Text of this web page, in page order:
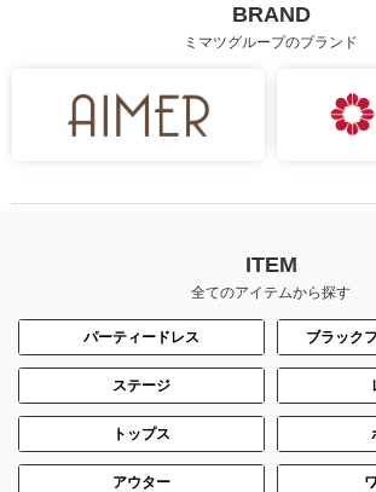
身長：162cm
BRAND
ミマツグループのブランド
ITEM
全てのアイテムから探す
パーティードレス ブラック
ステージ
トップス
アウター